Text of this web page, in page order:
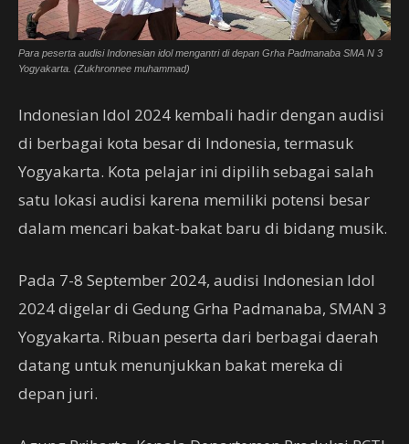
Para peserta audisi Indonesian idol mengantri di depan Grha Padmanaba SMA N 3
Yogyakarta. (Zukhronnee muhammad)
Indonesian Idol 2024 kembali hadir dengan audisi
di berbagai kota besar di Indonesia, termasuk
Yogyakarta. Kota pelajar ini dipilih sebagai salah
satu lokasi audisi karena memiliki potensi besar
dalam mencari bakat-bakat baru di bidang musik.
Pada 7-8 September 2024, audisi Indonesian Idol
2024 digelar di Gedung Grha Padmanaba, SMAN 3
Yogyakarta. Ribuan peserta dari berbagai daerah
datang untuk menunjukkan bakat mereka di
depan juri.